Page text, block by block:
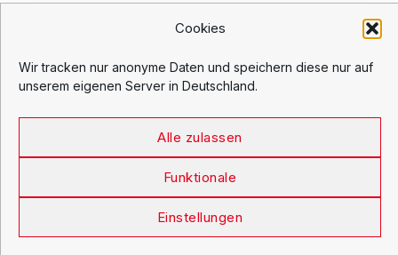
Cookies
Wir tracken nur anonyme Daten und speichern diese nur auf
unserem eigenen Server in Deutschland.
Alle zulassen
Funktionale
Einstellungen